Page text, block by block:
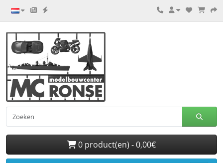
0 product(en) - 0,00€